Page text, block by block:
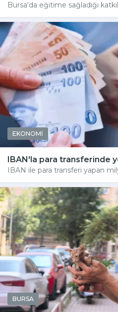
Bursa'da eğitime sağladığı
EKONOMİ
IBAN'la para transferinde
IBAN ile para transferi yapan
BURSA